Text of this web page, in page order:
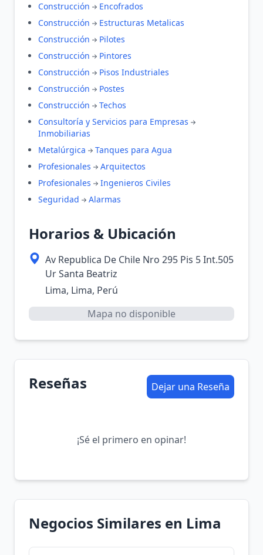
Construcción
Encofrados
Construcción
Estructuras Metalicas
Construcción
Pilotes
Construcción
Pintores
Construcción
Pisos Industriales
Construcción
Postes
Construcción
Techos
Consultoría y Servicios para Empresas
Inmobiliarias
Metalúrgica
Tanques para Agua
Profesionales
Arquitectos
Profesionales
Ingenieros Civiles
Seguridad
Alarmas
Horarios & Ubicación
Av Republica De Chile Nro 295 Pis 5 Int.505
Ur Santa Beatriz
Lima, Lima, Perú
Mapa no disponible
Reseñas Dejar una Reseña
¡Sé el primero en opinar!
Negocios Similares en Lima